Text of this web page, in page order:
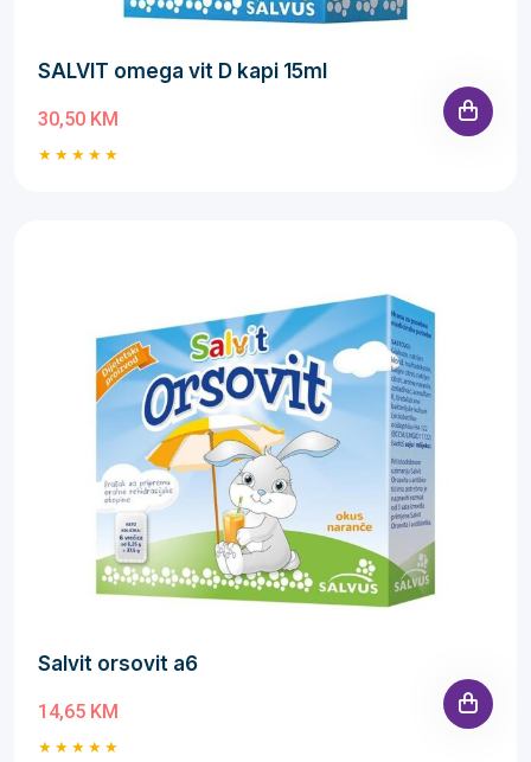
SALVIT omega vit D kapi 15ml
30,50 KM
Salvit orsovit a6
14,65 KM